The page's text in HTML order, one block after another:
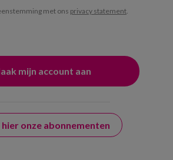
met ons privacy statement.
onze abonnementen